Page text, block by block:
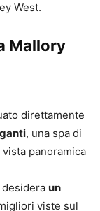
West.
Mallory
direttamente
, una spa di
panoramica
un
viste sul